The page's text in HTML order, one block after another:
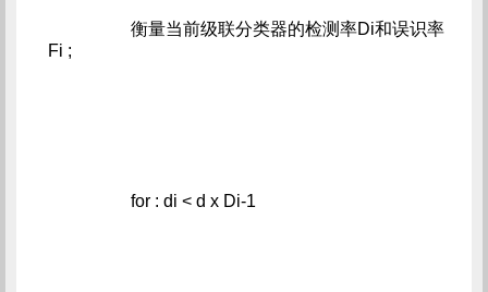
衡量当前级联分类器的检测率Di和误识率
Fi ;
for : di < d x Di-1